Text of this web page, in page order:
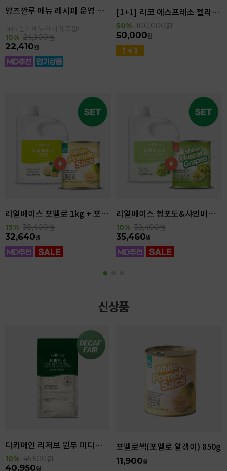
양즈깐루 메뉴 레시피 운영 세트
SNS 인기 메뉴 레시피 조합!
10% 24,900원
22,410원
[1+1] 리코 에스프레소 젤라또 4kg(4.6L)
50% 100,000원
50,000원
리얼베이스 포멜로 1kg + 포멜로쌕 850g SET
15% 38,400원
32,640원
리얼베이스 청포도&샤인머스캣 1kg + 샤인머스캣 850g SET
10% 39,400원
35,460원
신상품
디카페인 리저브 원두 미디엄다크 로스팅 1kg
10% 45,500원
40,950원
포멜로쌕(포멜로 알갱이) 850g
11,900원